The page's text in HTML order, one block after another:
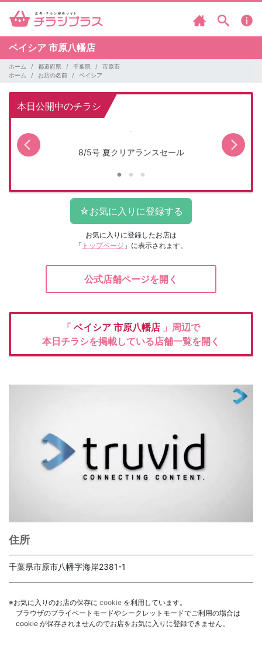
ベイシア 市原八幡店
ホーム 都道府県 千葉県
市原市
ホーム
お店の名前 ベイシア
本日公開中のチラシ
8/5号 夏クリアランスセール
お気に入りに登録したお店は
「 トップページ 」に表示されます。
公式店舗ページを開く
「 ベイシア 市原八幡店 」周辺で
本日チラシを掲載している店舗一覧を開く
住所
千葉県市原市八幡字海岸2381-1
※お気に入りのお店の保存に cookie を利用しています。
ブラウザのプライベートモードやシークレットモードでご利用の場合は
cookie が保存されませんのでお店をお気に入りに登録できません。